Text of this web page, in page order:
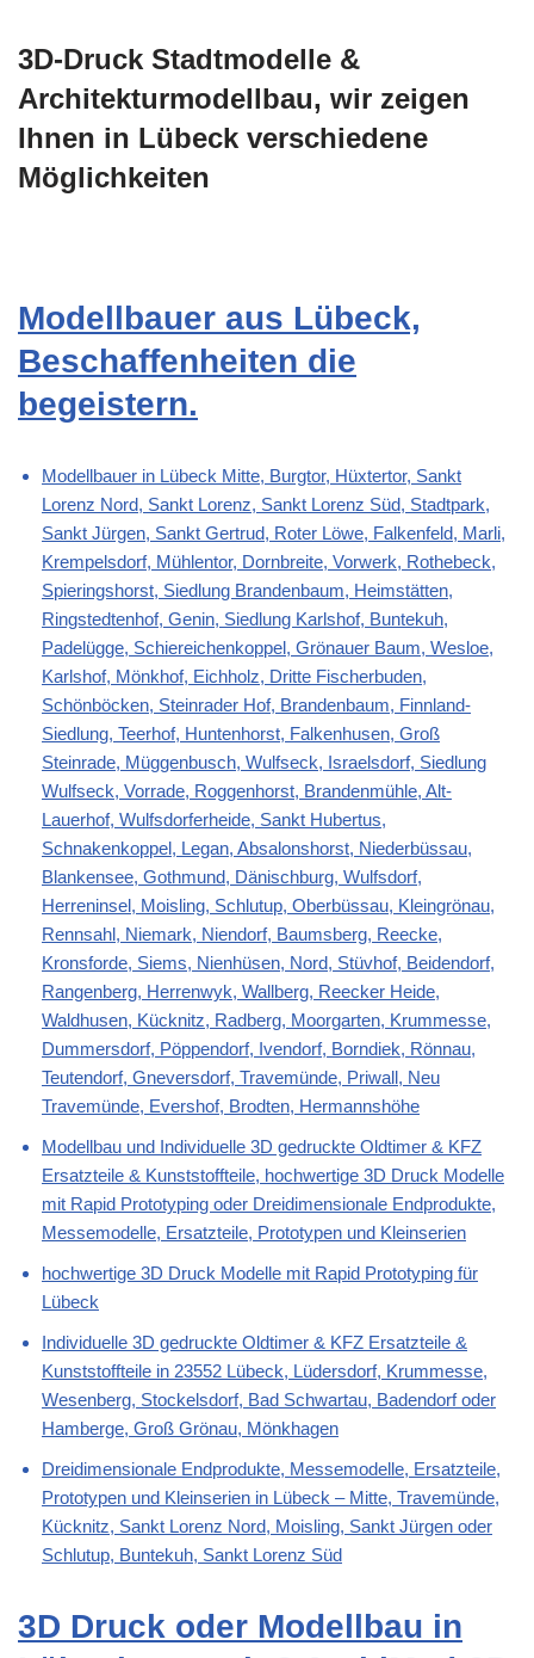
3D-Druck Stadtmodelle &
Architekturmodellbau, wir zeigen
Ihnen in Lübeck verschiedene
Möglichkeiten
Modellbauer aus Lübeck,
Beschaffenheiten die
begeistern.
Modellbauer in Lübeck Mitte, Burgtor, Hüxtertor, Sankt
Lorenz Nord, Sankt Lorenz, Sankt Lorenz Süd, Stadtpark,
Sankt Jürgen, Sankt Gertrud, Roter Löwe, Falkenfeld, Marli,
Krempelsdorf, Mühlentor, Dornbreite, Vorwerk, Rothebeck,
Spieringshorst, Siedlung Brandenbaum, Heimstätten,
Ringstedtenhof, Genin, Siedlung Karlshof, Buntekuh,
Padelügge, Schiereichenkoppel, Grönauer Baum, Wesloe,
Karlshof, Mönkhof, Eichholz, Dritte Fischerbuden,
Schönböcken, Steinrader Hof, Brandenbaum, Finnland-
Siedlung, Teerhof, Huntenhorst, Falkenhusen, Groß
Steinrade, Müggenbusch, Wulfseck, Israelsdorf, Siedlung
Wulfseck, Vorrade, Roggenhorst, Brandenmühle, Alt-
Lauerhof, Wulfsdorferheide, Sankt Hubertus,
Schnakenkoppel, Legan, Absalonshorst, Niederbüssau,
Blankensee, Gothmund, Dänischburg, Wulfsdorf,
Herreninsel, Moisling, Schlutup, Oberbüssau, Kleingrönau,
Rennsahl, Niemark, Niendorf, Baumsberg, Reecke,
Kronsforde, Siems, Nienhüsen, Nord, Stüvhof, Beidendorf,
Rangenberg, Herrenwyk, Wallberg, Reecker Heide,
Waldhusen, Kücknitz, Radberg, Moorgarten, Krummesse,
Dummersdorf, Pöppendorf, Ivendorf, Borndiek, Rönnau,
Teutendorf, Gneversdorf, Travemünde, Priwall, Neu
Travemünde, Evershof, Brodten, Hermannshöhe
Modellbau und Individuelle 3D gedruckte Oldtimer & KFZ
Ersatzteile & Kunststoffteile, hochwertige 3D Druck Modelle
mit Rapid Prototyping oder Dreidimensionale Endprodukte,
Messemodelle, Ersatzteile, Prototypen und Kleinserien
hochwertige 3D Druck Modelle mit Rapid Prototyping für
Lübeck
Individuelle 3D gedruckte Oldtimer & KFZ Ersatzteile &
Kunststoffteile in 23552 Lübeck, Lüdersdorf, Krummesse,
Wesenberg, Stockelsdorf, Bad Schwartau, Badendorf oder
Hamberge, Groß Grönau, Mönkhagen
Dreidimensionale Endprodukte, Messemodelle, Ersatzteile,
Prototypen und Kleinserien in Lübeck – Mitte, Travemünde,
Kücknitz, Sankt Lorenz Nord, Moisling, Sankt Jürgen oder
Schlutup, Buntekuh, Sankt Lorenz Süd
3D Druck oder Modellbau in